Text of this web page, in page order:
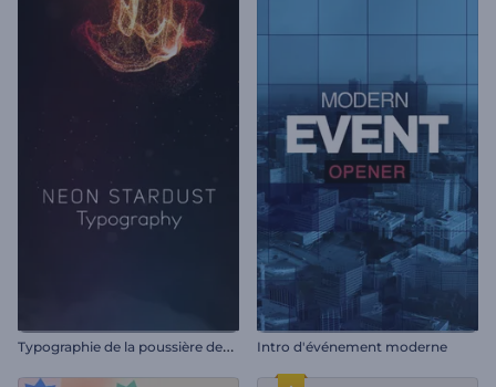
T
ypographie de la poussière des étoiles de néon Intro d'événement moderne